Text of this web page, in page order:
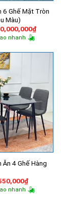
6 Ghế Mặt Tròn
Màu)
₫Giá
hiện
nhanh
Ăn 4 Ghế Hàng
₫Giá
hiện
tại
nhanh